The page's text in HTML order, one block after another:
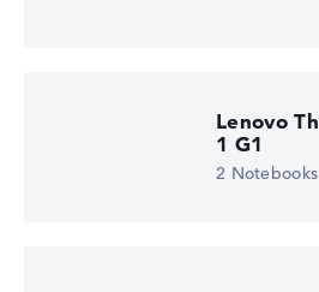
Lenovo
1 G1
2 Notebooks